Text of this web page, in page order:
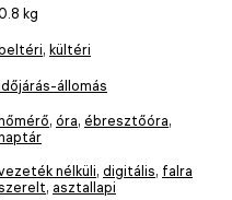
kg
, kültéri
állomás
, óra, ébresztőóra,
nélküli, digitális, falra
, asztallapi